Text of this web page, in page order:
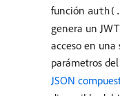
función
genera un
acceso en una
parámetros
JSON